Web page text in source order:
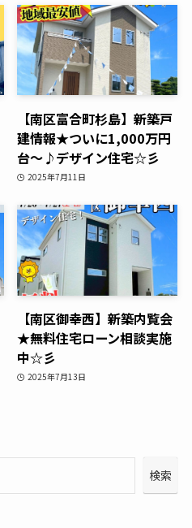
【南区富合町杉島】新築戸
建情報★ついに1,000万円
台～♪デザイン住宅☆彡
2025年7月11日
【南区御幸西】新築内覧会
★無料住宅ローン相談実施
中☆彡
2025年7月13日
検索